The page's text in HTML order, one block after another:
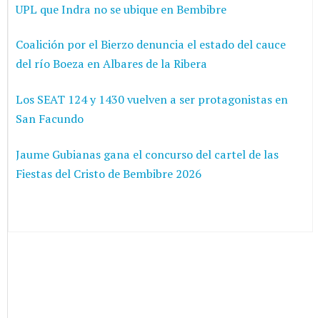
UPL que Indra no se ubique en Bembibre
Coalición por el Bierzo denuncia el estado del cauce
del río Boeza en Albares de la Ribera
Los SEAT 124 y 1430 vuelven a ser protagonistas en
San Facundo
Jaume Gubianas gana el concurso del cartel de las
Fiestas del Cristo de Bembibre 2026